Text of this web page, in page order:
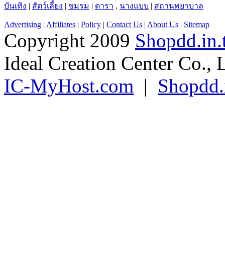
บันเทิง | สัตว์เลี้ยง | ชมรม | ดารา , นางแบบ | สถานพยาบาล
Advertising | Affiliates | Policy | Contact Us | About Us | Sitemap
Copyright 2009
Ideal Creation Center Co.,
IC-MyHost.com |